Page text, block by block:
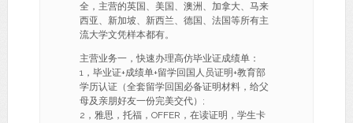
全，主营的英国、美国、澳洲、加拿大、马来
西亚、新加坡、新西兰、德国、法国等所有主
流大学文凭样本都有。
主营业务一，快速办理高仿毕业证成绩单：
1，毕业证+成绩单+留学回国人员证明+教育部
学历认证（全套留学回国必备证明材料，给父
母及亲朋好友一份完美交代）;
2，雅思，托福，OFFER，在读证明，学生卡